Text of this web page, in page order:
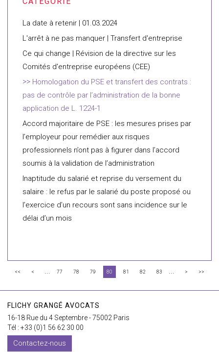
La date à retenir | 01.03.2024
L'arrêt à ne pas manquer | Transfert d'entreprise
Ce qui change | Révision de la directive sur les
Comités d'entreprise européens (CEE)
Homologation du PSE et transfert des contrats :
pas de contrôle par l’administration de la bonne
application de L. 1224-1
Accord majoritaire de PSE : les mesures prises par
l’employeur pour remédier aux risques
professionnels n’ont pas à figurer dans l’accord
soumis à la validation de l’administration
Inaptitude du salarié et reprise du versement du
salaire : le refus par le salarié du poste proposé ou
l’exercice d’un recours sont sans incidence sur le
délai d’un mois
<< < ... 77 78 79 80 81 82 83 ... > >>
FLICHY GRANGÉ AVOCATS
16-18 Rue du 4 Septembre - 75002 Paris
Tél : +33 (0)1 56 62 30 00
Contactez-nous